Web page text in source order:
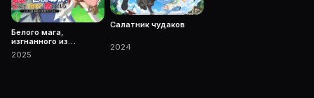
Белого мага,
изгнанного из
команды героя,
подобрал авантюрист
2025
Салатник чудаков
2024